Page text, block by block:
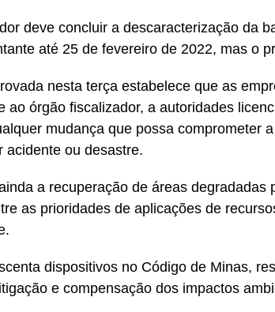
deve concluir a descaracterização da
até 25 de fevereiro de 2022, mas o
nesta terça estabelece que as
ao órgão fiscalizador, a autoridades
mudança que possa comprometer
acidente ou desastre.
a recuperação de áreas degradadas
as prioridades de aplicações de
dispositivos no Código de Minas,
e compensação dos impactos